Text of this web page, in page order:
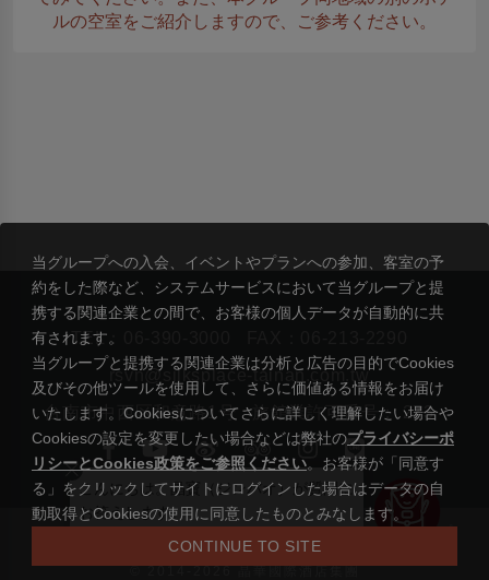
ルの空室をご紹介しますので、ご参考ください。
TEL：
rsvn@silksplace-tainan.com.tw
台南市中西区和意路1号
旅館業許可番号： 273
シルクスプレイス台南 |
リージェント国際ホテルグループ
プライバシーステートメント及びクッキーポリシー
当グループへの入会、イベントやプランへの参加、客室の予
約をした際など、システムサービスにおいて当グループと提
携する関連企業との間で、お客様の個人データが自動的に共
有されます。
当グループと提携する関連企業は分析と広告の目的でCookies
及びその他ツールを使用して、さらに価値ある情報をお届け
いたします。Cookiesについてさらに詳しく理解したい場合や
Cookiesの設定を変更したい場合などは弊社のプライバシーポ
リシーとCookies政策をご参照ください。お客様が「同意す
る」をクリックしてサイトにログインした場合はデータの自
動取得とCookiesの使用に同意したものとみなします。
CONTINUE TO SITE
こんにちは。晶寶（ジンバオ）が質問に
お答えします。